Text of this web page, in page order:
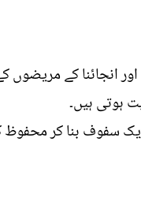
کے مریضوں
ہوتی ہیں۔
کر ان کا باریک سفوف بنا